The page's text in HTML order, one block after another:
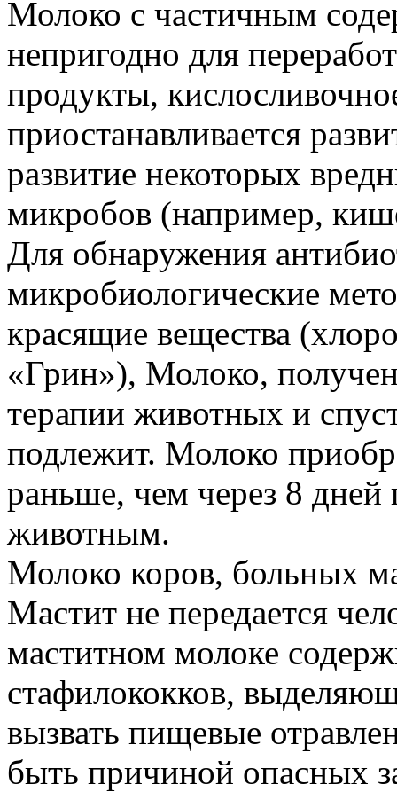
Молоко с частичным
непригодно для
продукты,
приостанавливается
развитие некоторых
микробов (например,
Для обнаружения
микробиологические
красящие вещества
«Грин»), Молоко,
терапии животных и
подлежит. Молоко
раньше, чем через 8 дней
животным.
Молоко коров, больных
Мастит не передается
маститном молоке
стафилококков,
вызвать пищевые
быть причиной опасных